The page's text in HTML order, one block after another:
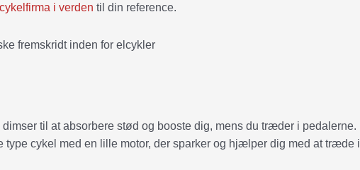
i verden til din reference.
til at absorbere stød og booste dig, mens du træder i pedalerne.
cykel med en lille motor, der sparker og hjælper dig med at træde i